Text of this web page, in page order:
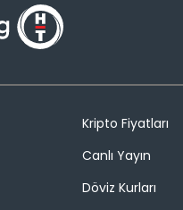
Kripto Fiyatları
Canlı Yayın
Döviz Kurları